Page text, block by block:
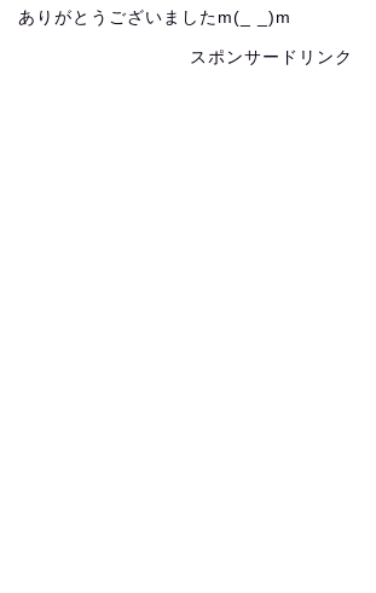
ありがとうございましたm(_ _)m
スポンサードリンク